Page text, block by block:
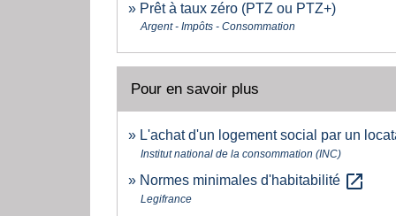
Prêt à taux zéro (PTZ ou PTZ+)
Argent - Impôts - Consommation
Pour en savoir plus
L'achat d'un logement social par un
Institut national de la consommation (INC)
Normes minimales d'habitabilité open_in_new
Legifrance